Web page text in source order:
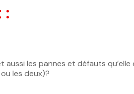
:
aussi les pannes et défauts
les deux)?